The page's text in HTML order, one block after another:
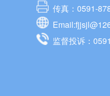
传真：0591-
监督投诉：